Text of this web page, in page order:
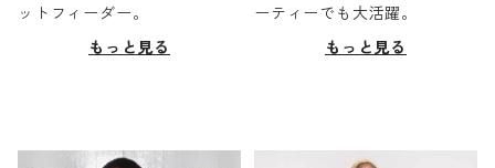
ットフィーダー。
もっと見る
ーティーでも大活躍。
もっと見る